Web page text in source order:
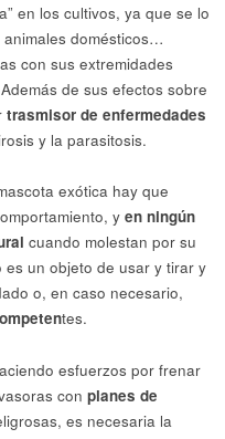
en los cultivos, ya que se lo
domésticos…
con sus extremidades
de sus efectos sobre
trasmisor de enfermedades
y la parasitosis.
exótica hay que
yen ningún
cuando molestan por su
un objeto de usar y tirar y
o, en caso necesario,
tes.
esfuerzos por frenar
conplanes de
es necesaria la